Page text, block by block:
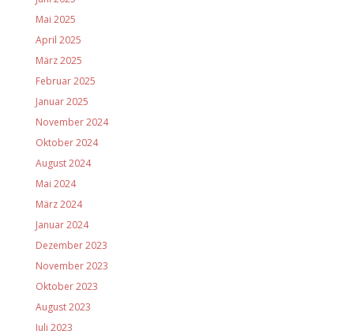
Mai 2025
April 2025
März 2025
Februar 2025
Januar 2025
November 2024
Oktober 2024
August 2024
Mai 2024
März 2024
Januar 2024
Dezember 2023
November 2023
Oktober 2023
August 2023
Juli 2023